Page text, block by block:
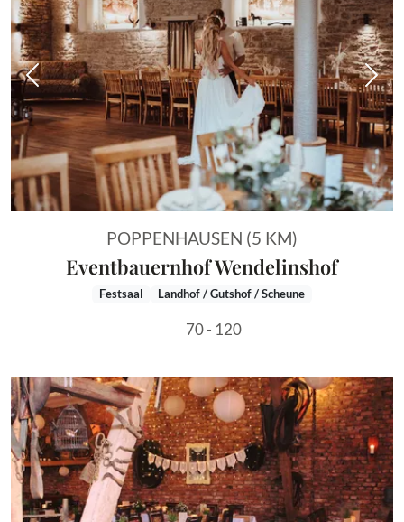
Vorheriges Bild
POPPENHAUSEN (5 KM)
Eventbauernhof Wendelinshof
Festsaal Landhof / Gutshof / Scheune
70 - 120